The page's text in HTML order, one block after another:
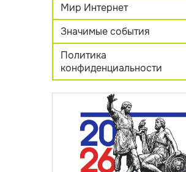
Мир Интернет
Значимые события
Политика
конфиденциальности